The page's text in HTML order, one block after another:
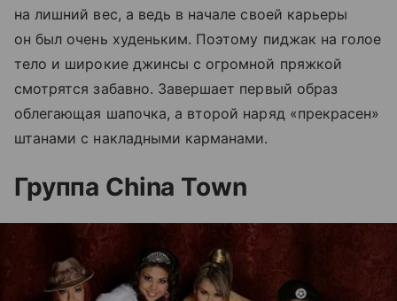
на лишний вес, а ведь в начале своей карьеры
он был очень худеньким. Поэтому пиджак на голое
тело и широкие джинсы с огромной пряжкой
смотрятся забавно. Завершает первый образ
облегающая шапочка, а второй наряд «прекрасен»
штанами с накладными карманами.
Группа China Town